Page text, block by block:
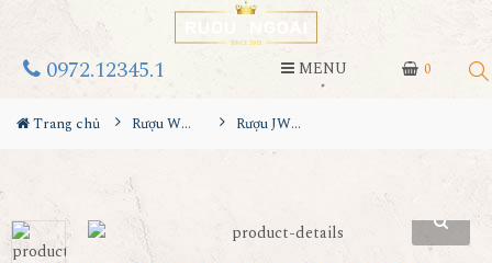
0
0972.12345.1 MENU
Trang chủ Rượu Whisky Rượu JW Black Label Hộp Quà 2024